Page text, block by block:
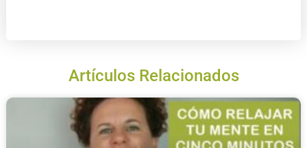
Artículos Relacionados